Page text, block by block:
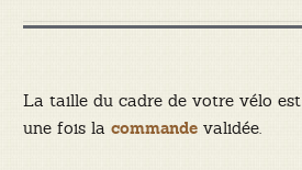
La taille du cadre de votre vélo est
une fois la commandevalidée.